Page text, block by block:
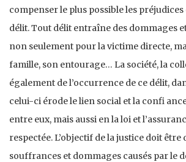
compenser le plus possible les préjudices
délit. Tout délit entraîne des dommages
non seulement pour la victime directe,
famille, son entourage… La société, la
également de l’occurrence de ce délit,
celui-ci érode le lien social et la confi
entre eux, mais aussi en la loi et
respectée. L’objectif de la justice doit être
souffrances et dommages causés par le